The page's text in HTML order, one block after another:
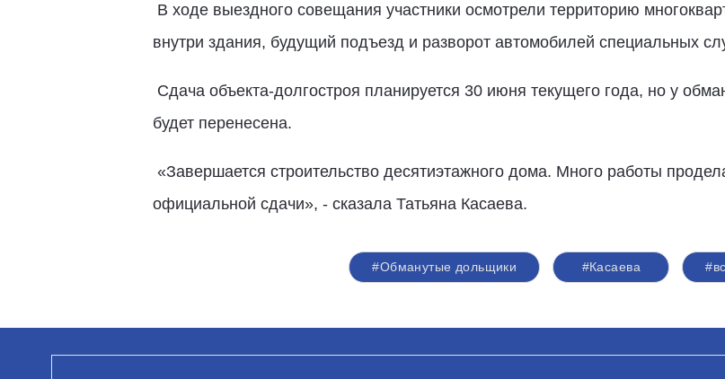
В ходе выездного совещания участники осмотрели территорию
внутри здания, будущий подъезд и разворот автомобилей специальных
Сдача объекта-долгостроя планируется 30 июня текущего года, но у
будет перенесена.
«Завершается строительство десятиэтажного дома. Много работы
официальной сдачи», - сказала Татьяна Касаева.
#Обманутые дольщики #Касаева